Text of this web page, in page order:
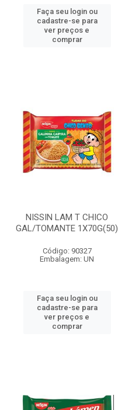
Faça seu login ou
cadastre-se para
ver preços e
comprar
NISSIN LAM T CHICO
GAL/TOMANTE 1X70G(50)
Código: 90327
Embalagem: UN
Faça seu login ou
cadastre-se para
ver preços e
comprar